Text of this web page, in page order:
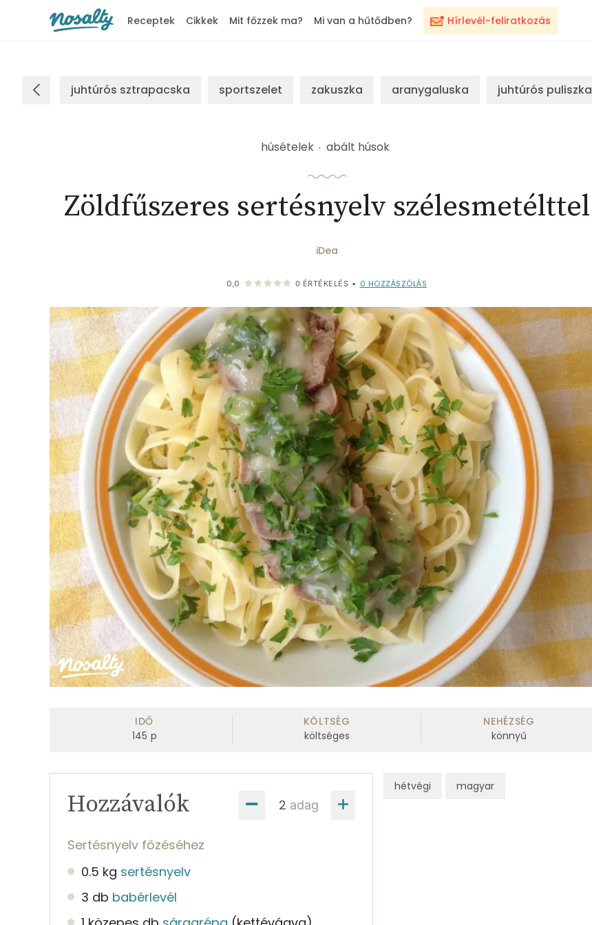
Hírlevél-feliratkozás
Receptek Cikkek Mit főzzek ma? Mi van a hűtődben?
juhtúrós sztrapacska sportszelet zakuszka aranygaluska juhtúrós puliszka
húsételek abált húsok
Zöldfűszeres sertésnyelv szélesmetélttel
iDea
0,0 0 ÉRTÉKELÉS • 0 HOZZÁSZÓLÁS
IDŐ
145 p
KÖLTSÉG
költséges
NEHÉZSÉG
könnyű
adag
Hozzávalók
Sertésnyelv főzéséhez
0.5 kg sertésnyelv
3 db babérlevél
hétvégi magyar